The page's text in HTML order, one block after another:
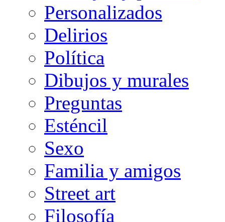
Personalizados
Delirios
Política
Dibujos y murales
Preguntas
Esténcil
Sexo
Familia y amigos
Street art
Filosofía